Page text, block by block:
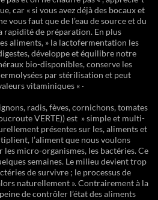
car « si vous avez déjà des bocaux et
vous faut que de l’eau de source et du
rapidité de préparation. En plus
aliments, » la lactofermentation les
développe et équilibre notre
bio-disponibles, conserve les
par stérilisation et peut
vitaminiques « ·
radis, fèves, cornichons, tomates
VERTE)) est » simple et multi-
présentes sur les, aliments et
l’aliment que nous voulons
micro-organismes, les bactéries. Ce
semaines. Le milieu devient trop
de survivre ; le processus de
naturellement ». Contrairement à la
de contrôler l’état des aliments